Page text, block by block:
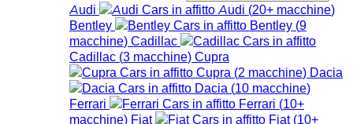
Audi Audi (20+ macchine)
Bentley
Bentley (9
macchine) Cadillac
Cadillac (3 macchine) Cupra
Cupra (2 macchine) Dacia
Dacia (10 macchine)
Ferrari
Ferrari (10+
macchine) Fiat Fiat (10+